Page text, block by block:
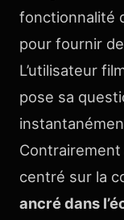
fonctionnalité
pour fournir
L’utilisateur
pose sa
Contrairement
centré sur la
ancré dans